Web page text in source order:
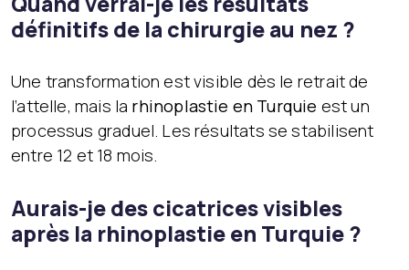
définitifs de la chirurgie au nez ?
Une transformation est visible dès le retrait de
l’attelle, mais la rhinoplastie en Turquie est un
processus graduel. Les résultats se stabilisent
entre 12 et 18 mois.
Aurais-je des cicatrices visibles
après la rhinoplastie en Turquie ?